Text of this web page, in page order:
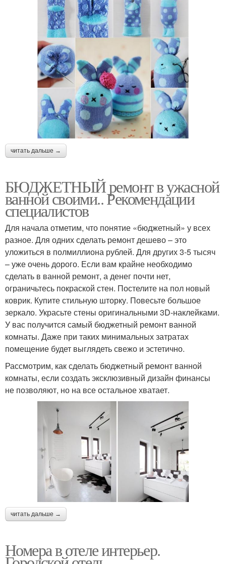
читать дальше →
БЮДЖЕТНЫЙ ремонт в ужасной
ванной своими.. Рекомендации
специалистов
Для начала отметим, что понятие «бюджетный» у всех
разное. Для одних сделать ремонт дешево – это
уложиться в полмиллиона рублей. Для других 3-5 тысяч
– уже очень дорого. Если вам крайне необходимо
сделать в ванной ремонт, а денег почти нет,
ограничьтесь покраской стен. Постелите на пол новый
коврик. Купите стильную шторку. Повесьте большое
зеркало. Украсьте стены оригинальными 3D-наклейками.
У вас получится самый бюджетный ремонт ванной
комнаты. Даже при таких минимальных затратах
помещение будет выглядеть свежо и эстетично.
Рассмотрим, как сделать бюджетный ремонт ванной
комнаты, если создать эксклюзивный дизайн финансы
не позволяют, но на все остальное хватает.
читать дальше →
Номера в отеле интерьер.